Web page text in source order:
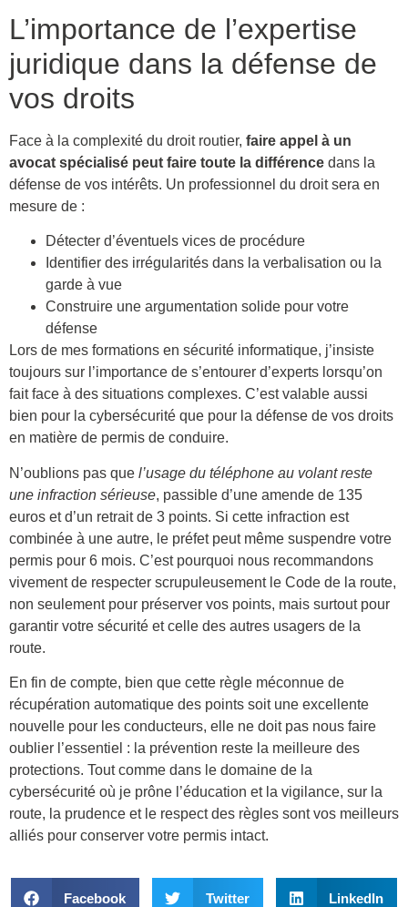
L’importance de l’expertise
juridique dans la défense de
vos droits
Face à la complexité du droit routier, faire appel à un
avocat spécialisé peut faire toute la différence dans la
défense de vos intérêts. Un professionnel du droit sera en
mesure de :
Détecter d’éventuels vices de procédure
Identifier des irrégularités dans la verbalisation ou la
garde à vue
Construire une argumentation solide pour votre
défense
Lors de mes formations en sécurité informatique, j’insiste
toujours sur l’importance de s’entourer d’experts lorsqu’on
fait face à des situations complexes. C’est valable aussi
bien pour la cybersécurité que pour la défense de vos droits
en matière de permis de conduire.
N’oublions pas que l’usage du téléphone au volant reste
une infraction sérieuse, passible d’une amende de 135
euros et d’un retrait de 3 points. Si cette infraction est
combinée à une autre, le préfet peut même suspendre votre
permis pour 6 mois. C’est pourquoi nous recommandons
vivement de respecter scrupuleusement le Code de la route,
non seulement pour préserver vos points, mais surtout pour
garantir votre sécurité et celle des autres usagers de la
route.
En fin de compte, bien que cette règle méconnue de
récupération automatique des points soit une excellente
nouvelle pour les conducteurs, elle ne doit pas nous faire
oublier l’essentiel : la prévention reste la meilleure des
protections. Tout comme dans le domaine de la
cybersécurité où je prône l’éducation et la vigilance, sur la
route, la prudence et le respect des règles sont vos meilleurs
alliés pour conserver votre permis intact.
Facebook Twitter LinkedIn